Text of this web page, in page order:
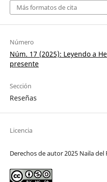
Más formatos de cita
Número
Núm. 17 (2025): Leyendo a
presente
Sección
Reseñas
Licencia
Derechos de autor 2025 Naila del